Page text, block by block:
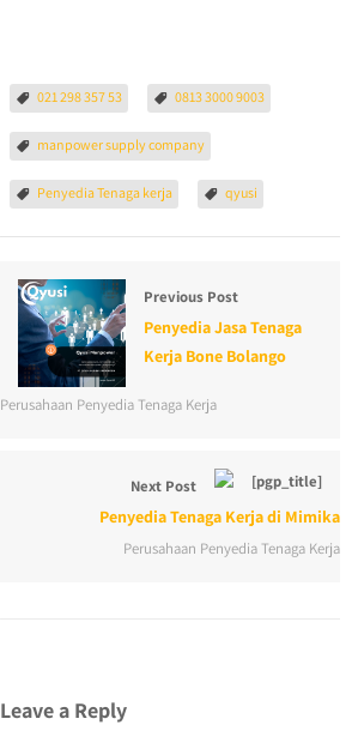
021 298 357 53 0813 3000 9003
manpower supply company
Penyedia Tenaga kerja qyusi
Previous Post
Penyedia Jasa Tenaga
Kerja Bone Bolango
Perusahaan Penyedia Tenaga Kerja
Next Post
Penyedia Tenaga Kerja di Mimika
Perusahaan Penyedia Tenaga Kerja
Leave a Reply